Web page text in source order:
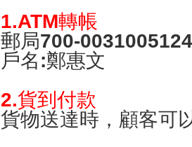
1.ATM轉帳
郵局700-
戶名:鄭惠文
2.貨到付款
貨物送達時，顧客可